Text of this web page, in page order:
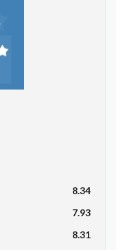
8.34
7.93
8.31